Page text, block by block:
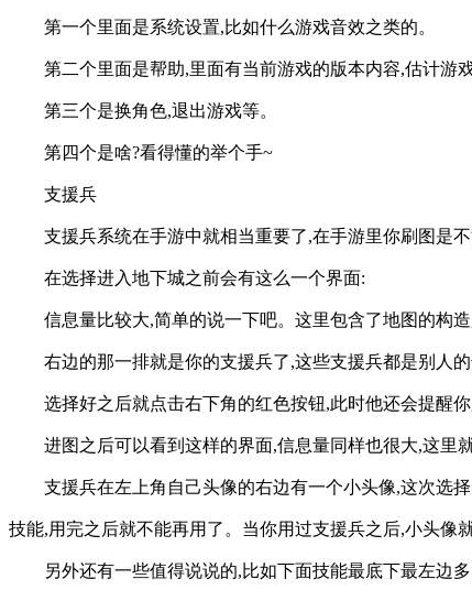
第一个里面是系统设置,比如什么游戏音效之类的。
第二个里面是帮助,里面有当前游戏的版本内容,估计游
第三个是换角色,退出游戏等。
第四个是啥?看得懂的举个手~
支援兵
支援兵系统在手游中就相当重要了,在手游里你刷图是
在选择进入地下城之前会有这么一个界面:
信息量比较大,简单的说一下吧。这里包含了地图的构
右边的那一排就是你的支援兵了,这些支援兵都是别人
选择好之后就点击右下角的红色按钮,此时他还会提醒
进图之后可以看到这样的界面,信息量同样也很大,这里
支援兵在左上角自己头像的右边有一个小头像,这次选
技能,用完之后就不能再用了。当你用过支援兵之后,小头像就
另外还有一些值得说说的,比如下面技能最底下最左边